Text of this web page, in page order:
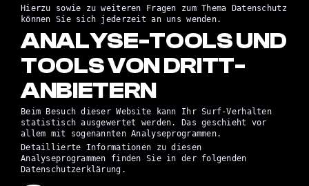
Hierzu sowie zu weiteren Fragen zum Thema Datenschutz
können Sie sich jederzeit an uns wenden.
ANALYSE-TOOLS UND
TOOLS VON DRITT­
ANBIETERN
Beim Besuch dieser Website kann Ihr Surf-Verhalten
statistisch ausgewertet werden. Das geschieht vor
allem mit sogenannten Analyseprogrammen.
Detaillierte Informationen zu diesen
Analyseprogrammen finden Sie in der folgenden
Datenschutzerklärung.